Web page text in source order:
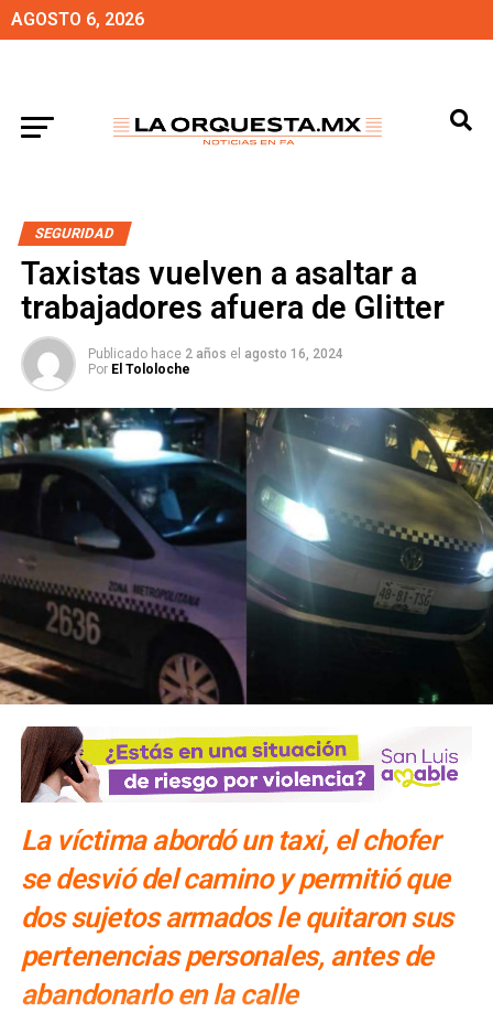
AGOSTO 6, 2026
SEGURIDAD
Taxistas vuelven a asaltar a
trabajadores afuera de Glitter
Publicado hace 2 años el agosto 16, 2024
Por El Tololoche
La víctima abordó un taxi, el chofer
se desvió del camino y permitió que
dos sujetos armados le quitaron sus
pertenencias personales, antes de
abandonarlo en la calle